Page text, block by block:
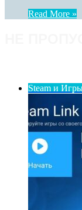
Read More »
Steam и